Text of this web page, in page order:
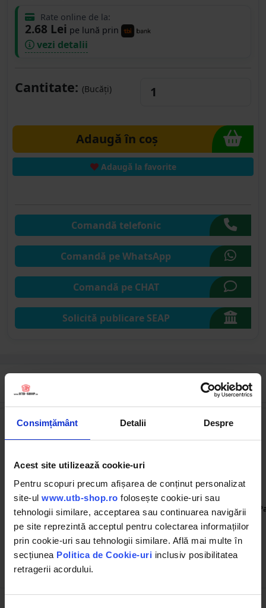
Consimțământ Detalii Despre
Acest site utilizează cookie-uri
Pentru scopuri precum afișarea de conținut personalizat
site-ul www.utb-shop.ro folosește cookie-uri sau
tehnologii similare, acceptarea sau continuarea navigării
pe site reprezintă acceptul pentru colectarea informațiilor
prin cookie-uri sau tehnologii similare. Află mai multe în
secțiunea Politica de Cookie-uri inclusiv posibilitatea
retragerii acordului.
Rate online de la:
2.68 Lei pe lună prin
vezi detalii
Cantitate: (Bucăți)
Adaugă în coș
Adaugă la favorite
Comandă telefonic
Comandă pe WhatsApp
Comandă pe CHAT
Solicită publicare SEAP
Cumpărate frecvent împreună
UTB50.16.033
Parghie ambreiaj 11 toli tip
LUK UTB U-445
20.70 RON
DISBF96
Parghie ambreiaj lunga 11
toli U-445